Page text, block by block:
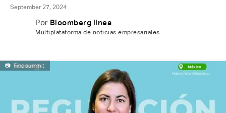
September 27, 2024
Por Bloomberg línea
Multiplataforma de noticias empresariales
📷 Finosummit